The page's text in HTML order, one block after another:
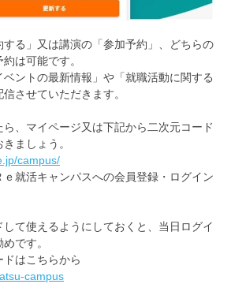
る」又は講演の「参加予約」、どちらの
は可能です。
ントの最新情報」や「就職活動に関する
させていただきます。
、マイページ又は下記から二次元コード
ましょう。
campus/
就活キャンパスへの会員登録・ログイン
て使えるようにしておくと、当日ログイ
です。
はこちらから
campus